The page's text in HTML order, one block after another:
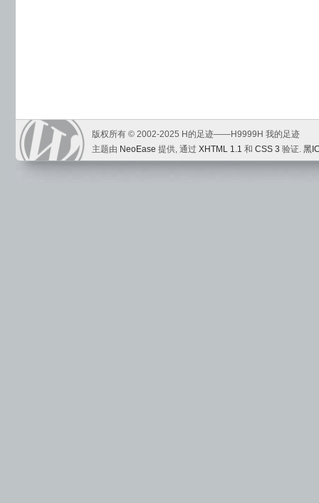
版权所有 © 2002-2025 H的足迹——H9999H 我的足迹
主题由 NeoEase 提供, 通过 XHTML 1.1 和 CSS 3 验证. 黑